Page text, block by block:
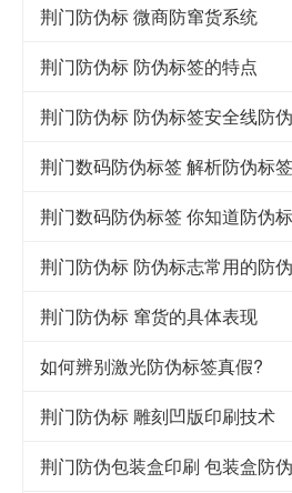
荆门防伪标 微商防窜货系统
荆门防伪标 防伪标签的特点
荆门防伪标 防伪标签安全线防
荆门数码防伪标签 解析防伪标
荆门数码防伪标签 你知道防伪标签在酒行
荆门防伪标 防伪标志常用的防伪技术
荆门防伪标 窜货的具体表现
如何辨别激光防伪标签真假?
荆门防伪标 雕刻凹版印刷技术
荆门防伪包装盒印刷 包装盒防